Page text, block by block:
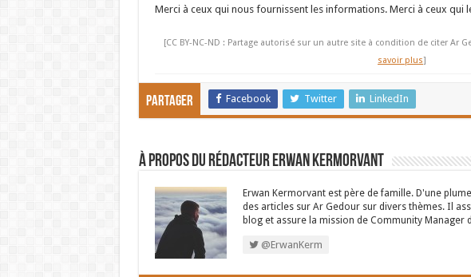
Merci à ceux qui nous fournissent les informations. Merci à ceux qui
[CC BY-NC-ND : Partage autorisé sur un autre site à condition de citer Ar
savoir plus]
Partager Facebook Twitter LinkedIn
À propos du rédacteur Erwan Kermorvant
Erwan Kermorvant est père de famille. D'une
des articles sur Ar Gedour sur divers thèmes. Il
blog et assure la mission de Community Manager
@ErwanKerm